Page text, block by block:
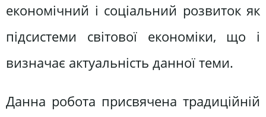
економічний і соціальний розвиток як
підсистеми світової економіки, що і
визначає актуальність данної теми.
Данна робота присвячена традиційній